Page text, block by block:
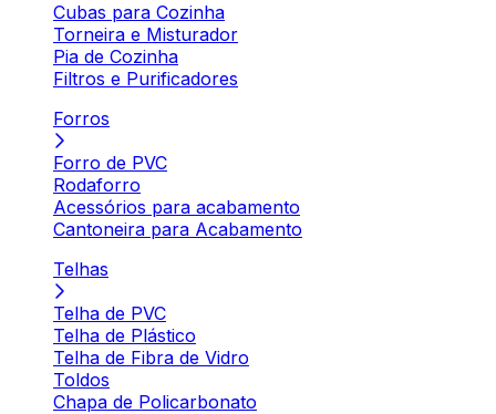
Cubas para Cozinha
Torneira e Misturador
Pia de Cozinha
Filtros e Purificadores
Forros
Forro de PVC
Rodaforro
Acessórios para acabamento
Cantoneira para Acabamento
Telhas
Telha de PVC
Telha de Plástico
Telha de Fibra de Vidro
Toldos
Chapa de Policarbonato